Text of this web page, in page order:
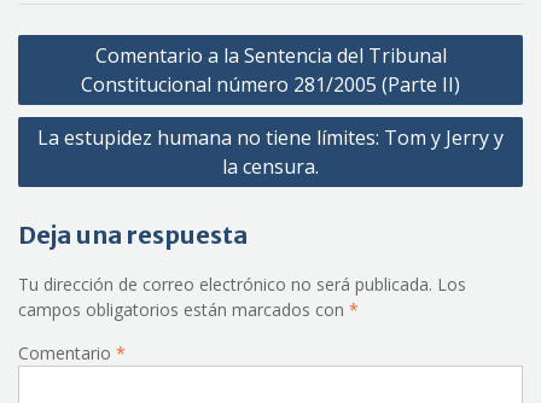
Navegación
entradas
Comentario a la Sentencia del Tribunal
Constitucional número 281/2005 (Parte II)
La estupidez humana no tiene límites: Tom y Jerry y
la censura.
Deja una respuesta
Tu dirección de correo electrónico no será publicada. Los
campos obligatorios están marcados con *
Comentario *